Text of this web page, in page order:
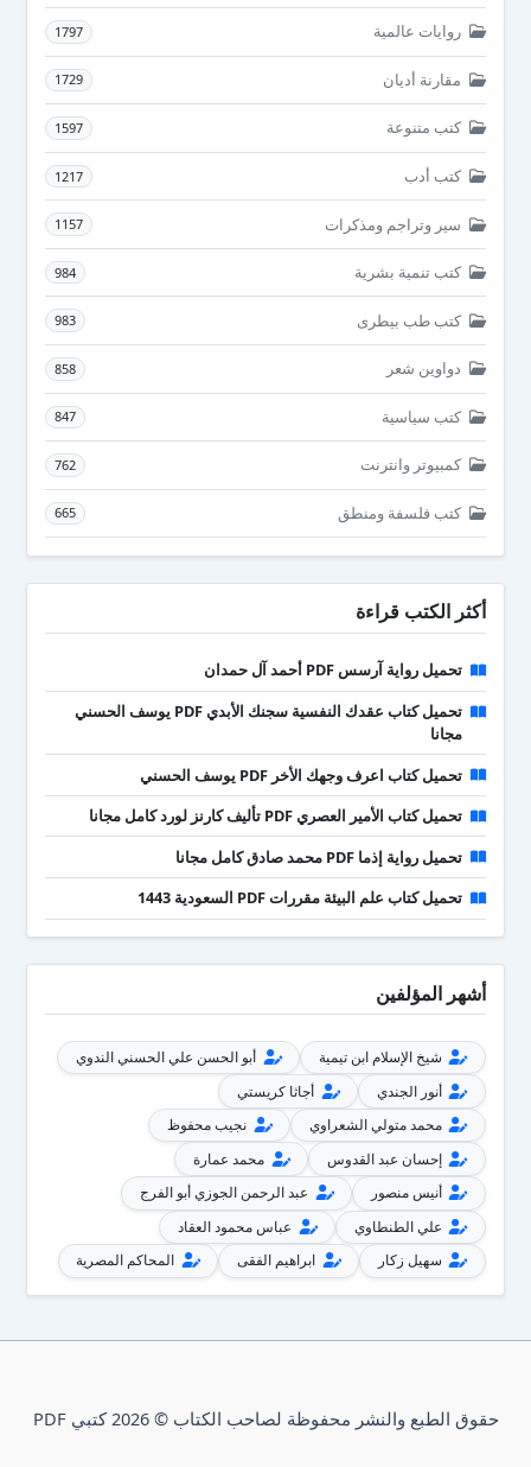
روايات عالمية 1797
مقارنة أديان 1729
كتب متنوعة 1597
كتب أدب 1217
سير وتراجم ومذكرات 1157
كتب تنمية بشرية 984
كتب طب بيطرى 983
دواوين شعر 858
كتب سياسية 847
كمبيوتر وانترنت 762
كتب فلسفة ومنطق 665
أكثر الكتب قراءة
تحميل رواية آرسس PDF أحمد آل حمدان
تحميل كتاب عقدك النفسية سجنك الأبدي PDF يوسف الحسني
مجانا
تحميل كتاب اعرف وجهك الأخر PDF يوسف الحسني
تحميل كتاب الأمير العصري PDF تأليف كارنز لورد كامل مجانا
تحميل رواية إذما PDF محمد صادق كامل مجانا
تحميل كتاب علم البيئة مقررات PDF السعودية 1443
أشهر المؤلفين
شيخ الإسلام ابن تيمية
أبو الحسن علي الحسني الندوي
أنور الجندي
أجاثا كريستي
محمد متولي الشعراوي
نجيب محفوظ
إحسان عبد القدوس
محمد عمارة
أنيس منصور
عبد الرحمن الجوزي أبو الفرج
علي الطنطاوي
عباس محمود العقاد
سهيل زكار
ابراهيم الفقى المحاكم المصرية
حقوق الطبع والنشر محفوظة لصاحب الكتاب © 2026 كتبي PDF